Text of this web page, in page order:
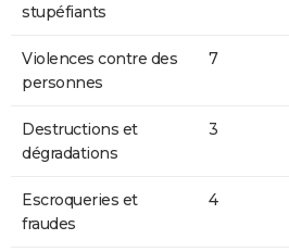
stupéfiants
Violences contre des
personnes
7
Destructions et
dégradations
3
Escroqueries et
fraudes
4